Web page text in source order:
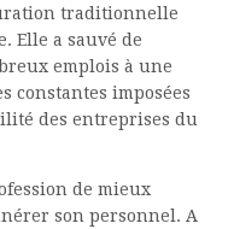
traditionnelle
Elle a sauvé de
emplois à une
constantes imposées
des entreprises du
de mieux
son personnel. A